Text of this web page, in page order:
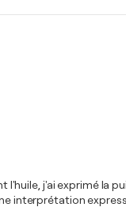
j'ai exprimé la
interprétation